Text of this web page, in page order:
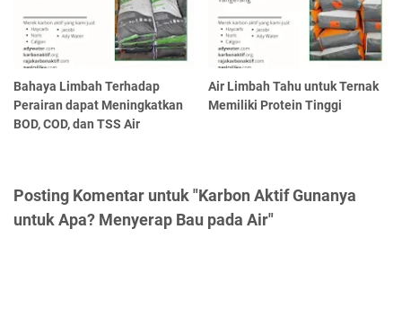
Bahaya Limbah Terhadap
Perairan dapat Meningkatkan
BOD, COD, dan TSS Air
Air Limbah Tahu untuk Ternak
Memiliki Protein Tinggi
Posting Komentar untuk "Karbon Aktif Gunanya
untuk Apa? Menyerap Bau pada Air"